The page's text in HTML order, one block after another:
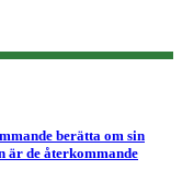
berätta om sin
är de återkommande